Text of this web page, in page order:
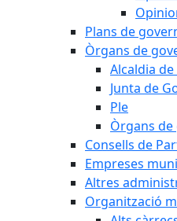
Plans de
Òrgans de
Alcaldia de
Junta de
Ple
Òrgans
Consells de
Empreses
Altres
Organització